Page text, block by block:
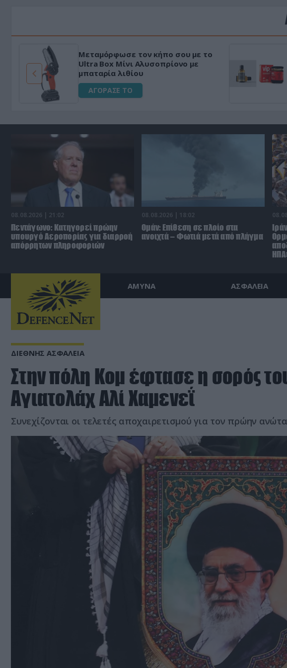
Μεταμόρφωσε τον κήπο σου με το
Ultra Box Μίνι Αλυσοπρίονο με
μπαταρία λιθίου
ΑΓΟΡΑΣΕ ΤΟ
08.08.2026 | 21:02
Πεντάγωνο: Κατηγορεί πρώην
υπουργό Αεροπορίας για διαρροή
απόρρητων πληροφοριών
08.08.2026 | 18:02
Ομάν: Επίθεση σε πλοίο στα
ανοιχτά – Φωτιά μετά από πλήγμα
ΑΜΥΝΑ ΑΣΦΑΛΕΙΑ
ΔΙΕΘΝΗΣ ΑΣΦΑΛΕΙΑ
Στην πόλη Κομ έφτασε η σορός
Αγιατολάχ Αλί Χαμενεΐ
Συνεχίζονται οι τελετές αποχαιρετισμού για τον πρώην